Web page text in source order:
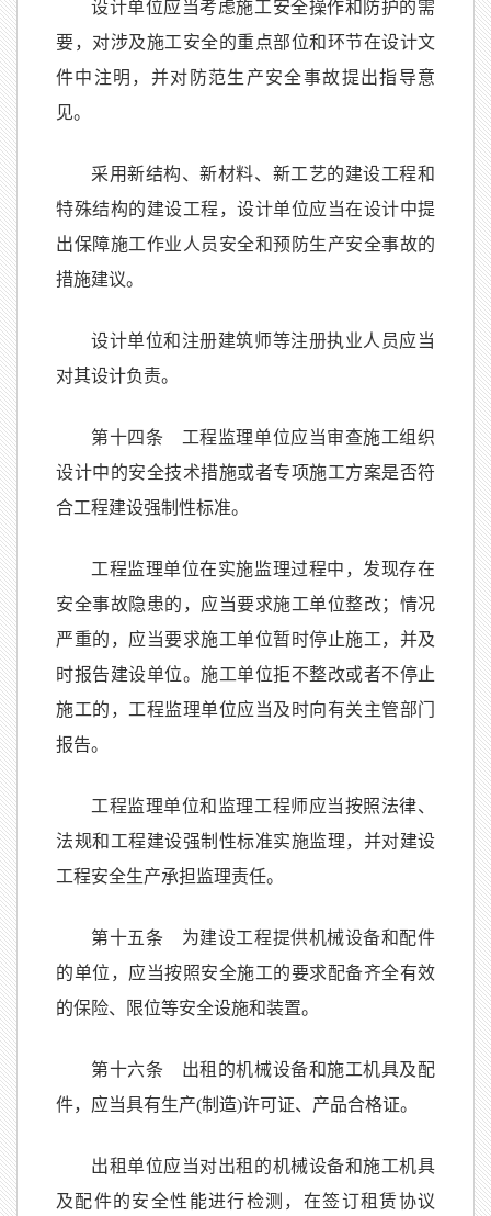
设计单位应当考虑施工安全操作和防护的需
要，对涉及施工安全的重点部位和环节在设计文
件中注明，并对防范生产安全事故提出指导意
见。
采用新结构、新材料、新工艺的建设工程和
特殊结构的建设工程，设计单位应当在设计中提
出保障施工作业人员安全和预防生产安全事故的
措施建议。
设计单位和注册建筑师等注册执业人员应当
对其设计负责。
第十四条 工程监理单位应当审查施工组织
设计中的安全技术措施或者专项施工方案是否符
合工程建设强制性标准。
工程监理单位在实施监理过程中，发现存在
安全事故隐患的，应当要求施工单位整改；情况
严重的，应当要求施工单位暂时停止施工，并及
时报告建设单位。施工单位拒不整改或者不停止
施工的，工程监理单位应当及时向有关主管部门
报告。
工程监理单位和监理工程师应当按照法律、
法规和工程建设强制性标准实施监理，并对建设
工程安全生产承担监理责任。
第十五条 为建设工程提供机械设备和配件
的单位，应当按照安全施工的要求配备齐全有效
的保险、限位等安全设施和装置。
第十六条 出租的机械设备和施工机具及配
件，应当具有生产(制造)许可证、产品合格证。
出租单位应当对出租的机械设备和施工机具
及配件的安全性能进行检测，在签订租赁协议